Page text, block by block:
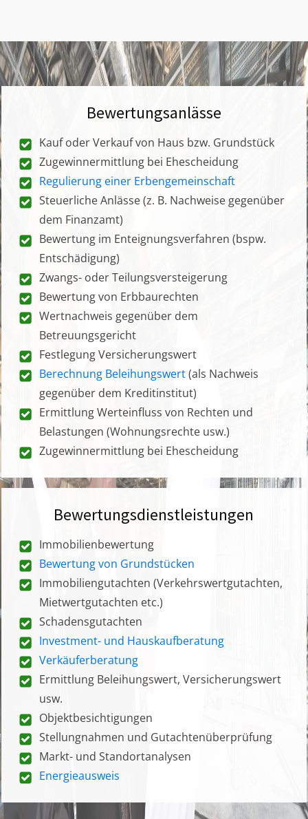
Bewertungsanlässe
Kauf oder Verkauf von Haus bzw. Grundstück
Zugewinnermittlung bei Ehescheidung
Regulierung einer Erbengemeinschaft
Steuerliche Anlässe (z. B. Nachweise gegenüber
dem Finanzamt)
Bewertung im Enteignungsverfahren (bspw.
Entschädigung)
Zwangs- oder Teilungsversteigerung
Bewertung von Erbbaurechten
Wertnachweis gegenüber dem
Betreuungsgericht
Festlegung Versicherungswert
Berechnung Beleihungswert(als Nachweis
gegenüber dem Kreditinstitut)
Ermittlung Werteinfluss von Rechten und
Belastungen (Wohnungsrechte usw.)
Zugewinnermittlung bei Ehescheidung
Bewertungsdienstleistungen
Immobilienbewertung
Bewertung von Grundstücken
Immobiliengutachten (Verkehrswertgutachten,
Mietwertgutachten etc.)
Schadensgutachten
Investment- und Hauskaufberatung
Verkäuferberatung
Ermittlung Beleihungswert, Versicherungswert
usw.
Objektbesichtigungen
Stellungnahmen und Gutachtenüberprüfung
Markt- und Standortanalysen
Energieausweis